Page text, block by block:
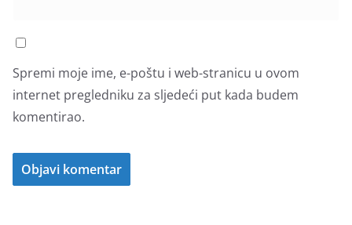
Spremi moje ime, e-poštu i web-stranicu u ovom
internet pregledniku za sljedeći put kada budem
komentirao.